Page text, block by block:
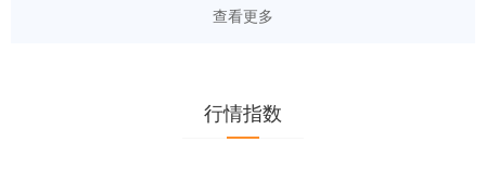
资，眼下....
查看更多
行情指数